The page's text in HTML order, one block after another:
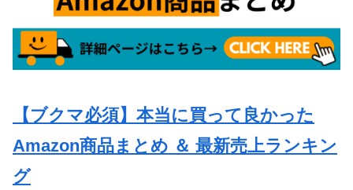
【ブクマ必須】本当に買って良かった
Amazon商品まとめ ＆ 最新売上ランキン
グ